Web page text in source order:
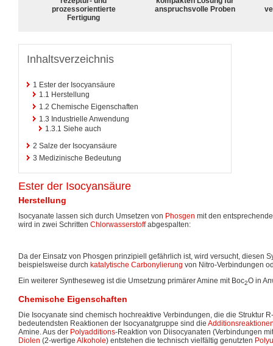
prozessorientierte
Fertigung
anspruchsvolle Proben
Inhaltsverzeichnis
1 Ester der Isocyansäure
1.1 Herstellung
1.2 Chemische Eigenschaften
1.3 Industrielle Anwendung
1.3.1 Siehe auch
2 Salze der Isocyansäure
3 Medizinische Bedeutung
Ester der Isocyansäure
Herstellung
Isocyanate lassen sich durch Umsetzen von Phosgen mit den
wird in zwei Schritten Chlorwasserstoffabgespalten:
Da der Einsatz von Phosgen prinzipiell gefährlich ist, wird versucht, diesen
beispielsweise durch katalytische Carbonylierung von Nitro-Verbindungen
Ein weiterer Syntheseweg ist die Umsetzung primärer Amine mit Boc2O in
Chemische Eigenschaften
Die Isocyanate sind chemisch hochreaktive Verbindungen, die die Struktur
bedeutendsten Reaktionen der Isocyanatgruppe sind die
Amine. Aus der Polyadditions-Reaktion von Diisocyanaten (Verbindungen
Diolen (2-wertige Alkohole) entstehen die technisch vielfältig genutzten